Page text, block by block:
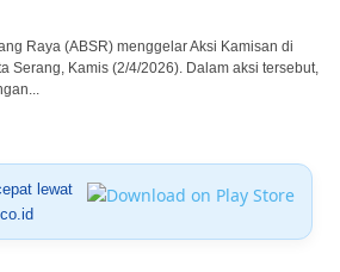
Raya (ABSR) menggelar Aksi Kamisan di
Serang, Kamis (2/4/2026). Dalam aksi tersebut,
lewat